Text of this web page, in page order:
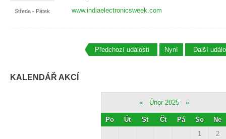
Středa - Pátek
www.indiaelectronicsweek.com
Předchozí události Nyní Další
KALENDÁŘ AKCÍ
« Únor 2025 »
Po Út St Čt Pá So
Ne
1
2